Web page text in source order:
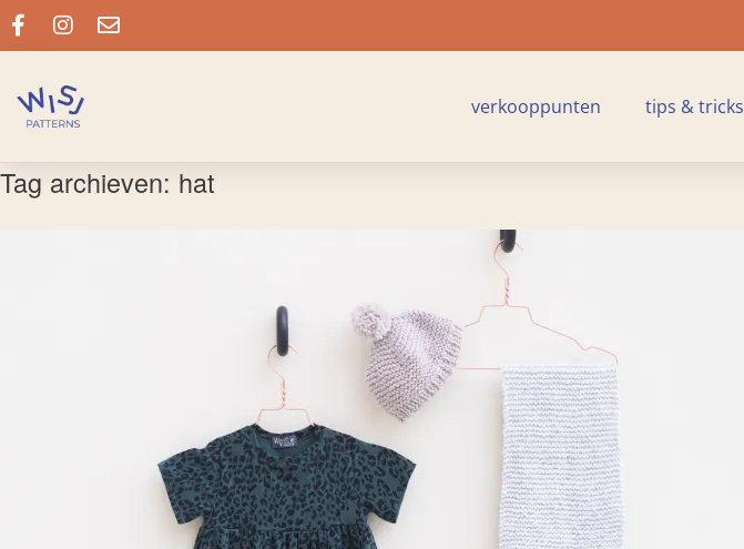
verkooppunten tips & tricks
Tag archieven: hat